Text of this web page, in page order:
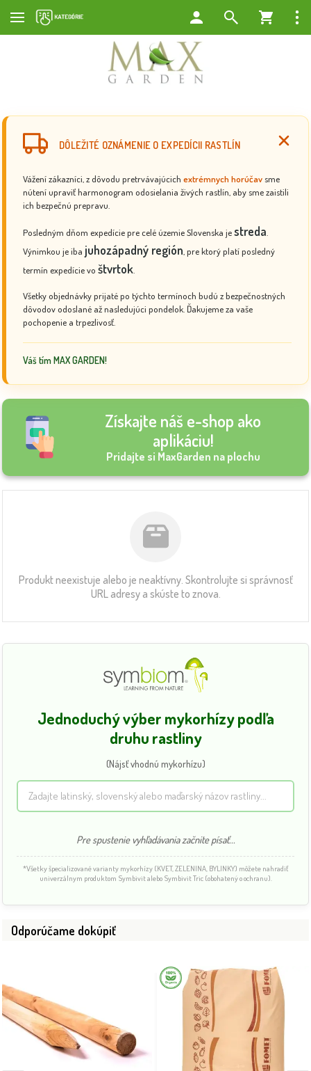
DÔLEŽITÉ OZNÁMENIE O EXPEDÍCII RASTLÍN
Vážení zákazníci, z dôvodu pretrvávajúcich extrémnych horúčav sme
nútení upraviť harmonogram odosielania živých rastlín, aby sme zaistili
ich bezpečnú prepravu.
Posledným dňom expedície pre celé územie Slovenska jestreda
Výnimkou je iba juhozápadný región , pre ktorý platí posledný
termín expedície vo štvrtok
Všetky objednávky prijaté po týchto termínoch budú z bezpečnostných
dôvodov odoslané až nasledujúci pondelok. Ďakujeme za vaše
pochopenie a trpezlivosť.
Váš tím MAX GARDEN!
Získajte náš e-shop ako
aplikáciu!
Pridajte si MaxGarden na plochu
Produkt neexistuje alebo je neaktívny. Skontrolujte si správnosť
URL adresy a skúste to znova.
Jednoduchý výber mykorhízy podľa
druhu rastliny
(Nájsť vhodnú mykorhízu)
Pre spustenie vyhľadávania začnite písať...
*Všetky špecializované varianty mykorhízy (KVET, ZELENINA, BYLINKY) môžete nahradiť
univerzálnym produktom Symbivit alebo Symbivit Tric (obohatený o ochranu).
Odporúčame dokúpiť